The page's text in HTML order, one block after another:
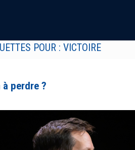
POUR : VICTOIRE
perdre ?